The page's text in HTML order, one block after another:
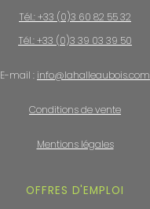
Tél.: +33 (0)3 60 82 55 32
Tél.: +33 (0)3 39 03 39 50
E-mail : info@lahalleaubois.com
Conditions de vente
Mentions légales
OFFRES D'EMPLOI